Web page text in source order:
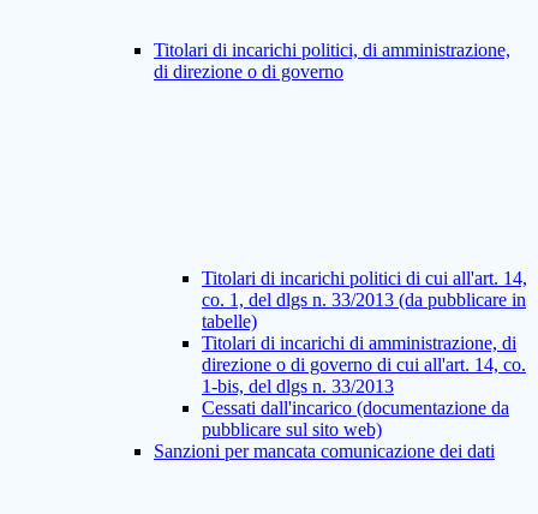
Titolari di incarichi politici, di amministrazione,
di direzione o di governo
Titolari di incarichi politici di cui all'art. 14,
co. 1, del dlgs n. 33/2013 (da pubblicare in
tabelle)
Titolari di incarichi di amministrazione, di
direzione o di governo di cui all'art. 14, co.
1-bis, del dlgs n. 33/2013
Cessati dall'incarico (documentazione da
pubblicare sul sito web)
Sanzioni per mancata comunicazione dei dati